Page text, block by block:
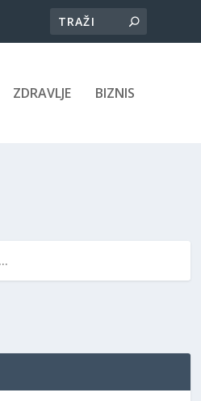
ZDRAVLJE BIZNIS